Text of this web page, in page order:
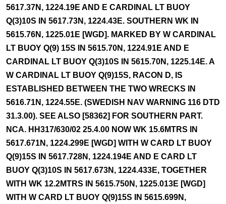
5617.37N, 1224.19E AND E CARDINAL LT BUOY
Q(3)10S IN 5617.73N, 1224.43E. SOUTHERN WK IN
5615.76N, 1225.01E [WGD]. MARKED BY W CARDINAL
LT BUOY Q(9) 15S IN 5615.70N, 1224.91E AND E
CARDINAL LT BUOY Q(3)10S IN 5615.70N, 1225.14E. A
W CARDINAL LT BUOY Q(9)15S, RACON D, IS
ESTABLISHED BETWEEN THE TWO WRECKS IN
5616.71N, 1224.55E. (SWEDISH NAV WARNING 116 DTD
31.3.00). SEE ALSO [58362] FOR SOUTHERN PART.
NCA. HH317/630/02 25.4.00 NOW WK 15.6MTRS IN
5617.671N, 1224.299E [WGD] WITH W CARD LT BUOY
Q(9)15S IN 5617.728N, 1224.194E AND E CARD LT
BUOY Q(3)10S IN 5617.673N, 1224.433E, TOGETHER
WITH WK 12.2MTRS IN 5615.750N, 1225.013E [WGD]
WITH W CARD LT BUOY Q(9)15S IN 5615.699N,